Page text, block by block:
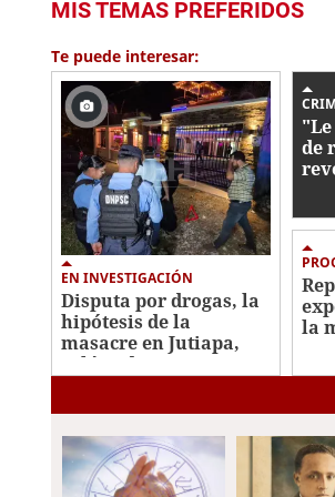
seconds
1
minute,
12
seconds Volume
0%
MIS TEMAS PREFERIDOS
Te puede interesar:
EN INVESTIGACIÓN
Disputa por drogas, la
hipótesis de la
masacre en Jutiapa,
Atlántida
de
la